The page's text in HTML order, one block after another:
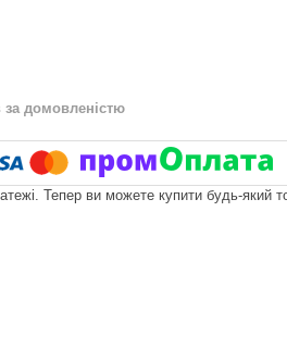
за домовленістю
Тепер ви можете купити будь-який